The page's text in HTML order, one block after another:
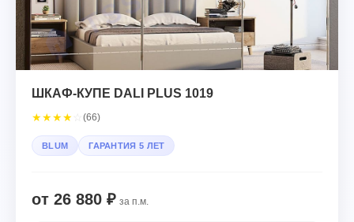
ШКАФ-КУПЕ DALI PLUS 1019
★★★★ (66)
BLUM ГАРАНТИЯ 5 ЛЕТ
от 26 880 ₽ за п.м.